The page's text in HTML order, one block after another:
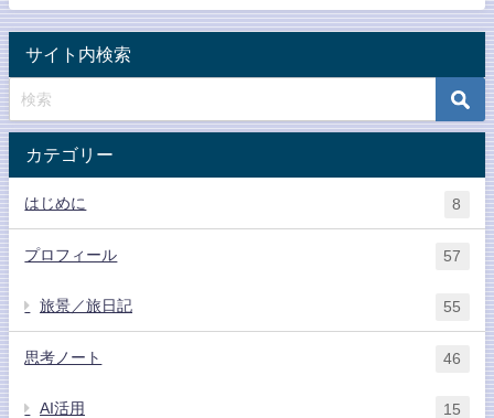
サイト内検索
カテゴリー
はじめに 8
プロフィール 57
旅景／旅日記 55
思考ノート 46
AI活用 15